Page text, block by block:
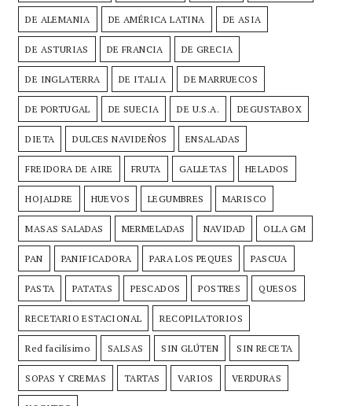
DE ALEMANIA DE AMÉRICA LATINA DE ASIA
DE ASTURIAS DE FRANCIA DE GRECIA
DE INGLATERRA DE ITALIA DE MARRUECOS
DE PORTUGAL DE SUECIA DE U.S.A. DEGUSTABOX
DIETA DULCES NAVIDEÑOS ENSALADAS
FREIDORA DE AIRE FRUTA GALLETAS HELADOS
HOJALDRE HUEVOS LEGUMBRES MARISCO
MASAS SALADAS MERMELADAS NAVIDAD OLLA GM
PAN PANIFICADORA PARA LOS PEQUES PASCUA
PASTA PATATAS PESCADOS POSTRES QUESOS
RECETARIO ESTACIONAL RECOPILATORIOS
Red facilísimo SALSAS SIN GLÚTEN SIN RECETA
SOPAS Y CREMAS TARTAS VARIOS VERDURAS